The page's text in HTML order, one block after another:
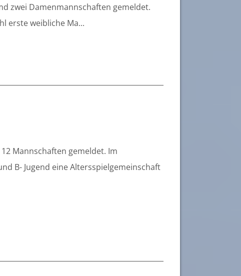
zwei Damenmannschaften gemeldet.
erste weibliche Ma...
Mannschaften gemeldet. Im
B- Jugend eine Altersspielgemeinschaft